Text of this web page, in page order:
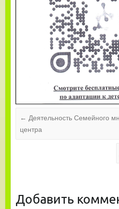
← Деятельность Семейного
центра
Добавить